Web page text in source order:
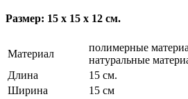
Размер: 15 х 15 х 12 см.
Материал
полимерные
натуральные
Длина
15 см.
Ширина
15 см